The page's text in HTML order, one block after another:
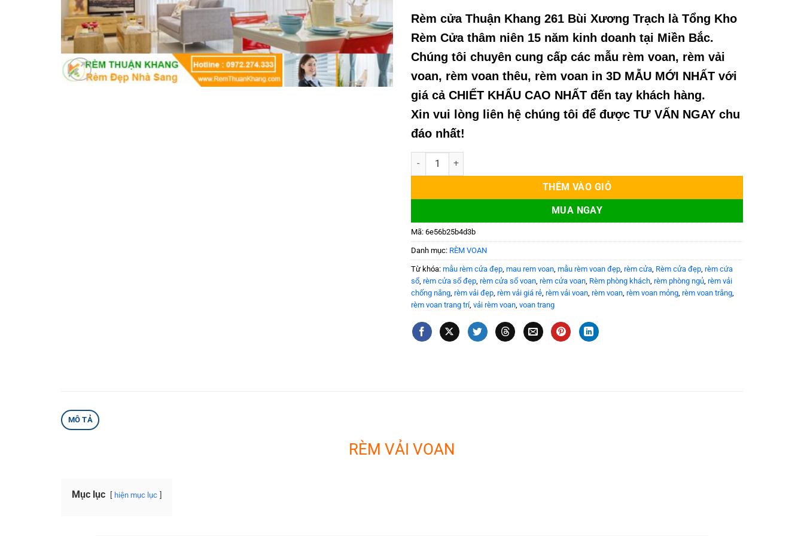
Rèm cửa Thuận Khang 261 Bùi Xương Trạch l à Tổng Kho
Rèm Cửa thâm niên 15 năm kinh doanh tại Miền Bắc.
Chúng tôi chuyên cung cấp các mẫu rèm voan, rèm vải
voan, rèm voan thêu, rèm voan in 3D MẪU MỚI NHẤT với
giá cả CHIẾT KHẤU CAO NHẤT đến tay khách hàng.
Xin vui lòng liên hệ chúng tôi để được TƯ VẤN NGAY chu
đáo nhất!
Rèm vải voan rèm trang trí cửa sổ số lượng
THÊM VÀO GIỎ
MUA NGAY
Mã: 6e56b25b4d3b
Danh mục: RÈM VOAN
Từ khóa: mẫu rèm cửa đẹp, mau rem voan, mẫu rèm voan đẹp, rèm cửa, Rèm cửa đẹp, rèm cứa
sổ, rèm cửa sổ đẹp, rèm cửa sổ voan, rèm cửa voan, Rèm phòng khách, rèm phòng ngủ, rèm vải
chống nắng, rèm vải đẹp, rèm vải giá rẻ, rèm vải voan, rèm voan, rèm voan mỏng, rèm voan trắng,
rèm voan trang trí, vải rèm voan, voan trang
MÔ TẢ
RÈM VẢI VOAN
Mục lục hiện mục lục